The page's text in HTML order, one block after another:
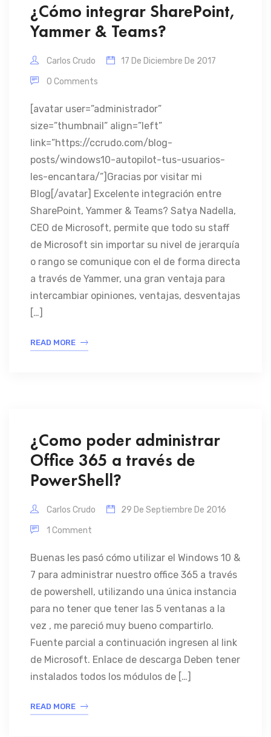
¿Cómo integrar SharePoint,
Yammer & Teams?
Carlos Crudo
17 De Diciembre De 2017
0 Comments
[avatar user=”administrador”
size=”thumbnail” align=”left”
link=”https://ccrudo.com/blog-
posts/windows10-autopilot-tus-usuarios-
les-encantara/”]Gracias por visitar mi
Blog[/avatar] Excelente integración entre
SharePoint, Yammer & Teams? Satya Nadella,
CEO de Microsoft, permite que todo su staff
de Microsoft sin importar su nivel de jerarquía
o rango se comunique con el de forma directa
a través de Yammer, una gran ventaja para
intercambiar opiniones, ventajas, desventajas
[…]
READ MORE
¿Como poder administrar
Office 365 a través de
PowerShell?
Carlos Crudo
29 De Septiembre De 2016
1 Comment
Buenas les pasó cómo utilizar el Windows 10 &
7 para administrar nuestro office 365 a través
de powershell, utilizando una única instancia
para no tener que tener las 5 ventanas a la
vez , me pareció muy bueno compartirlo.
Fuente parcial a continuación ingresen al link
de Microsoft. Enlace de descarga Deben tener
instalados todos los módulos de […]
READ MORE